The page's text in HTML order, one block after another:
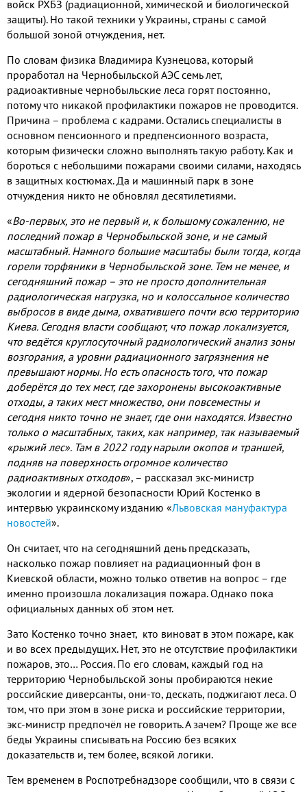
войск РХБЗ (радиационной, химической и биологической
защиты). Но такой техники у Украины, страны с самой
большой зоной отчуждения, нет.
По словам физика Владимира Кузнецова, который
проработал на Чернобыльской АЭС семь лет,
радиоактивные чернобыльские леса горят постоянно,
потому что никакой профилактики пожаров не проводится.
Причина – проблема с кадрами.Остались специалисты в
основном пенсионного и предпенсионного возраста,
которым физически сложно выполнять такую работу. Как и
бороться с небольшими пожарами своими силами, находясь
в защитных костюмах. Да и машинный парк в зоне
отчуждения никто не обновлял десятилетиями.
«Во-первых, это не первый и, к большому сожалению, не
последний пожар в Чернобыльской зоне, и не самый
масштабный. Намного большие масштабы были тогда, когда
горели торфяники в Чернобыльской зоне. Тем не менее, и
сегодняшний пожар – это не просто дополнительная
радиологическая нагрузка, но и колоссальное количество
выбросов в виде дыма, охватившего почти всю территорию
Киева. Сегодня власти сообщают, что пожар локализуется,
что ведётся круглосуточный радиологический анализ зоны
возгорания, а уровни радиационного загрязнения не
превышают нормы. Но есть опасность того, что пожар
доберётся до тех мест, где захоронены высокоактивные
отходы, а таких мест множество, они повсеместны и
сегодня никто точно не знает, где они находятся. Известно
только о масштабных, таких, как например, так называемый
«рыжий лес». Там в 2022 году нарыли окопов и траншей,
подняв на поверхность огромное количество
радиоактивных отходов», – рассказал экс-министр
экологии и ядерной безопасности Юрий Костенко в
интервью украинскому изданию «Львовская мануфактура
новостей».
Он считает, что на сегодняшний день предсказать,
насколько пожар повлияет на радиационный фон в
Киевской области, можно только ответив на вопрос – где
именно произошла локализация пожара.Однако пока
официальных данных об этом нет.
Зато Костенко точно знает, кто виноват в этом пожаре, как
и во всех предыдущих. Нет, это не отсутствие профилактики
пожаров, это… Россия. По его словам, каждый год на
территорию Чернобыльской зоны пробираются некие
российские диверсанты, они-то, дескать, поджигают леса.О
том, что при этом в зоне риска и российские территории,
экс-министр предпочёл не говорить.А зачем? Проще же все
беды Украины списывать на Россию без всяких
доказательств и, тем более, всякой логики.
Тем временем в Роспотребнадзоре сообщили, что в связи с